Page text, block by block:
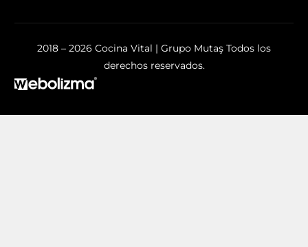
2018 – 2026 Cocina Vital | Grupo Mutaş Todos los
derechos reservados.